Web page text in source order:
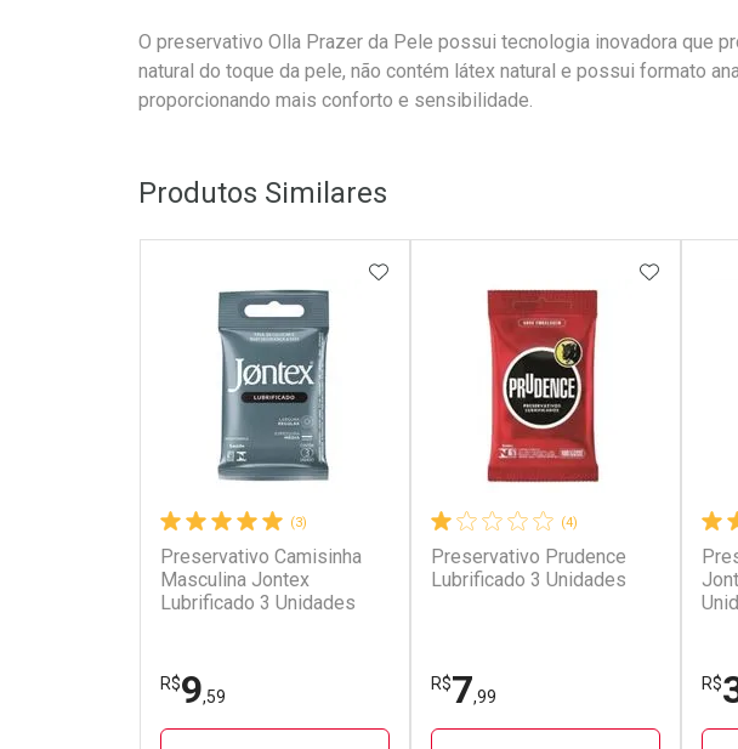
O preservativo Olla Prazer da Pele possui tecnologia inovadora que
natural do toque da pele, não contém látex natural e possui formato
proporcionando mais conforto e sensibilidade.
Produtos Similares
(3)
Preservativo Camisinha
Masculina Jontex
Lubrificado 3 Unidades
R$9,59
ADICIONAR AOS FAVORITOS
(4)
Preservativo Prudence
Lubrificado 3 Unidades
R$7,99
R$